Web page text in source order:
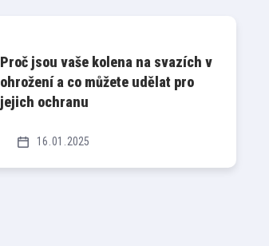
16 01 2025
Proč jsou vaše kolena na svazích v
ohrožení a co můžete udělat pro
jejich ochranu